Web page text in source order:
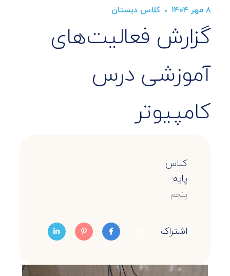
۸ مهر ۱۴۰۴ کلاس دبستان
گزارش فعالیت‌های
آموزشی درس
کامپیوتر
کلاس
پایه:
پنجم
اشتراک: